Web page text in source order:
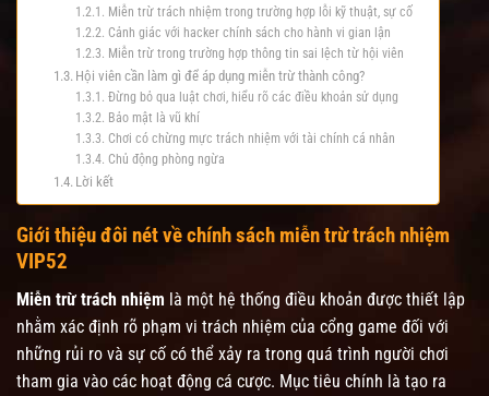
Miễn trừ trách nhiệm trong trường hợp lỗi kỹ thuật, sự cố
Cảnh giác với hacker chính sách cho hành vi gian lận
Miễn trừ trong trường hợp thông tin sai lệch từ hội viên
Hội viên cần làm gì để áp dụng miễn trừ thành công?
Đừng bỏ qua luật chơi, hiểu rõ các điều khoản sử dụng
Bảo mật là vũ khí
Chơi có chừng mực trách nhiệm với tài chính cá nhân
Chủ động phòng ngừa
Lời kết
Giới thiệu đôi nét về chính sách miễn trừ trách nhiệm
VIP52
Miễn trừ trách nhiệm là một hệ thống điều khoản được thiết lập
nhằm xác định rõ phạm vi trách nhiệm của cổng game đối với
những rủi ro và sự cố có thể xảy ra trong quá trình người chơi
tham gia vào các hoạt động cá cược. Mục tiêu chính là tạo ra